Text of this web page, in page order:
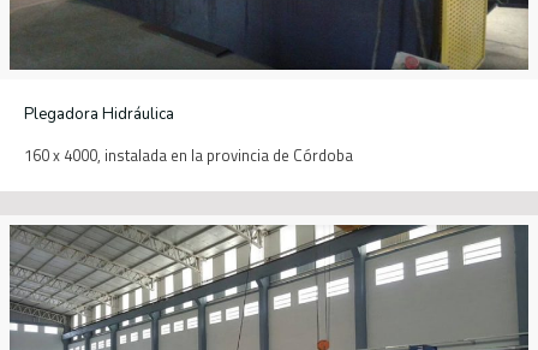
Plegadora Hidráulica
160 x 4000, instalada en la provincia de Córdoba